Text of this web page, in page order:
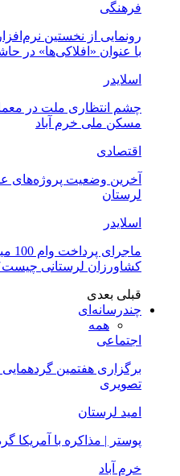
فرهنگی
رونمایی از نخستین
با عنوان «افلاکی‌ها» در
اسلایدر
مسکن ملی خرم آباد
اقتصادی
آخرین وضعیت پروژه‌های
لرستان
اسلایدر
کشاورزان لرستانی
قبلی بعدی
چندرسانه‌ای
همه
اجتماعی
برگزاری هفتمین
تصویری
امید لرستان
پوستر | مذاکره با آمریکا
خرم آباد